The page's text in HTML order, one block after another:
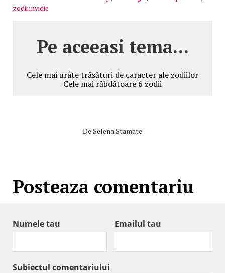
zodii invidie
Pe aceeasi tema...
Cele mai urâte trăsături de caracter ale zodiilor
Cele mai răbdătoare 6 zodii
De Selena Stamate
Posteaza comentariu
Numele tau Emailul tau
Subiectul comentariului